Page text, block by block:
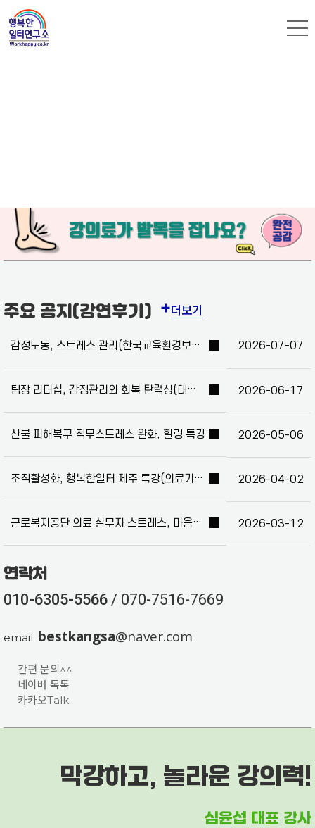
주요 공지(강연후기) +더보기
감정노동, 스트레스 관리(한국교육환경보호원) 2026-07-07
팀장 리더십, 감정관리와 회복 탄력성(대전 유성구청) 2026-06-17
산불 피해복구 직무스트레스 완화, 힐링 특강 2026-05-06
조직활성화, 행복한일터 제주 특강(의료기기업 알메디카) 2026-04-02
근로복지공단 의료 실무자 스트레스, 마음챙김 특강 2026-03-12
연락처
010-6305-5566 / 070-7516-7669
email. bestkangsa@naver.com
간편 문의^^
네이버 톡톡
카카오Talk
막강하고, 놀라운 강의력!
심윤섭 대표 강사